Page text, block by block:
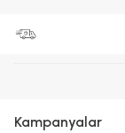
Kampanyalar